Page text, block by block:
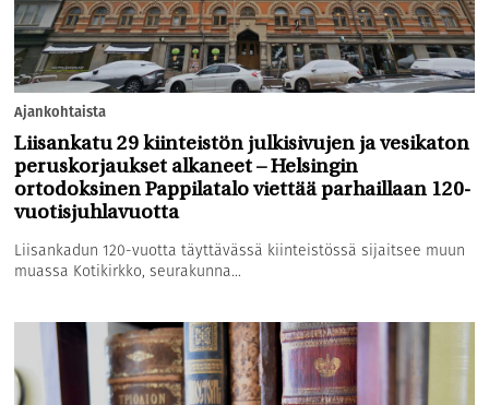
Ajankohtaista
Liisankatu 29 kiinteistön julkisivujen ja vesikaton
peruskorjaukset alkaneet – Helsingin
ortodoksinen Pappilatalo viettää parhaillaan 120-
vuotisjuhlavuotta
Liisankadun 120-vuotta täyttävässä kiinteistössä sijaitsee muun
muassa Kotikirkko, seurakunna...